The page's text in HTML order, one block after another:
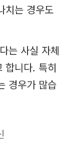
치는 경우도
는 사실 자체
합니다. 특히
경우가 많습